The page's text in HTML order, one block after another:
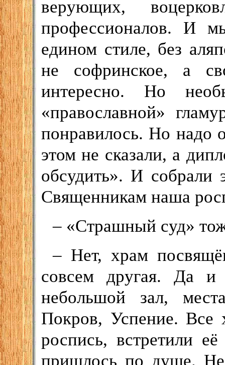
верующих,
профессионалов. И
едином стиле, без
не софринское, а
интересно. Но
«православной»
понравилось. Но надо
этом не сказали, а
обсудить». И собрали
Священникам наша
– «Страшный суд»
– Нет, храм
совсем другая. Да
небольшой зал,
Покров, Успение. Все
роспись, встретили
пришлось по душе. Не